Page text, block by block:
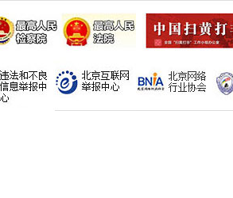
五大"原罪" "炒